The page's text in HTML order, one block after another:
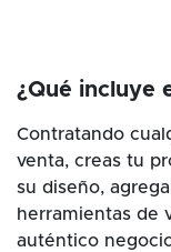
¿Qué incluye
Contratando
venta, creas tu
su diseño,
herramientas de
auténtico